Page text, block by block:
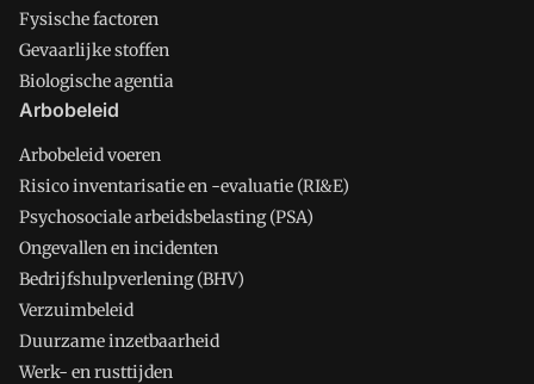
Fysische factoren
Gevaarlijke stoffen
Biologische agentia
Arbobeleid
Arbobeleid voeren
Risico inventarisatie en -evaluatie (RI&E)
Psychosociale arbeidsbelasting (PSA)
Ongevallen en incidenten
Bedrijfshulpverlening (BHV)
Verzuimbeleid
Duurzame inzetbaarheid
Werk- en rusttijden